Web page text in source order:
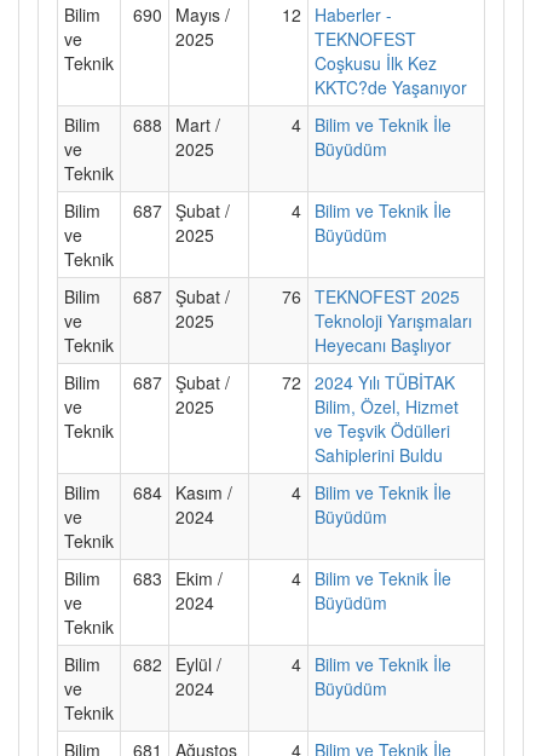
Bilim
ve
Teknik
690
Mayıs /
2025
12
Haberler -
TEKNOFEST
Coşkusu İlk Kez
KKTC?de Yaşanıyor
Bilim
ve
Teknik
688
Mart /
2025
4 Bilim ve Teknik İle
Büyüdüm
Bilim
ve
Teknik
687 Şubat /
2025
4 Bilim ve Teknik İle
Büyüdüm
Bilim
ve
Teknik
687 Şubat /
2025
76 TEKNOFEST 2025
Teknoloji Yarışmaları
Heyecanı Başlıyor
Bilim
ve
Teknik
687 Şubat /
2025
72 2024 Yılı TÜBİTAK
Bilim, Özel, Hizmet
ve Teşvik Ödülleri
Sahiplerini Buldu
Bilim
ve
Teknik
684 Kasım /
2024
4 Bilim ve Teknik İle
Büyüdüm
Bilim
ve
Teknik
683
Ekim /
2024
4 Bilim ve Teknik İle
Büyüdüm
Bilim
ve
Teknik
682
Eylül /
2024
4 Bilim ve Teknik İle
Büyüdüm
Bilim 681 Ağustos 4 Bilim ve Teknik İle